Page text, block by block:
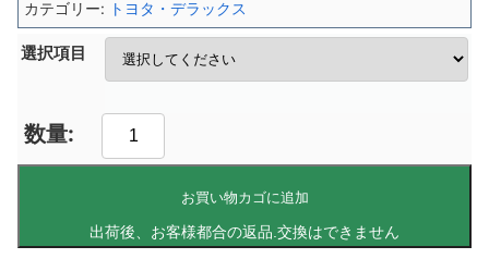
選択項目
お買い物カゴに追加
カテゴリー: トヨタ・デラックス